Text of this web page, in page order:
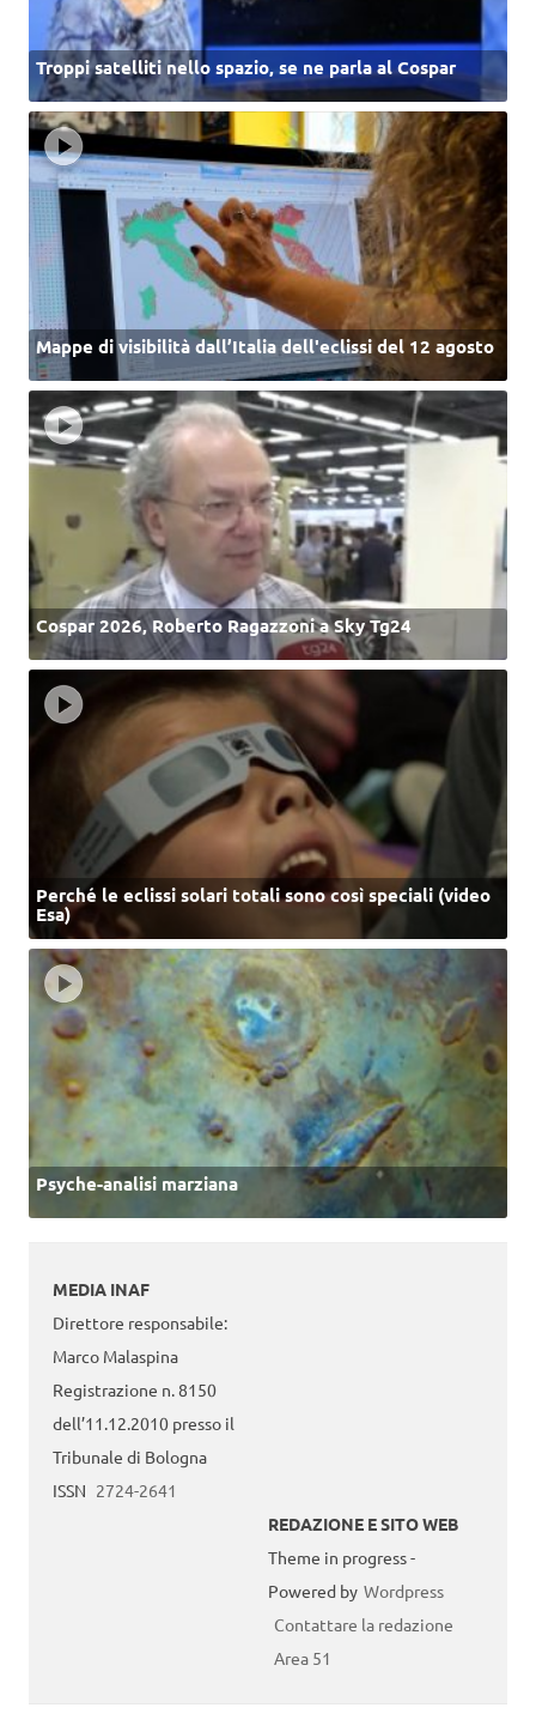
Troppi satelliti nello spazio, se ne parla al Cospar
Mappe di visibilità dall’Italia dell'eclissi del 12 agosto
Cospar 2026, Roberto Ragazzoni a Sky Tg24
Perché le eclissi solari totali sono così speciali (video
Esa)
Psyche-analisi marziana
MEDIA INAF
Direttore responsabile:
Marco Malaspina
Registrazione n. 8150
dell’11.12.2010 presso il
Tribunale di Bologna
ISSN 2724-2641
REDAZIONE E SITO WEB
Theme in progress -
Powered by Wordpress
Contattare la redazione
Area 51